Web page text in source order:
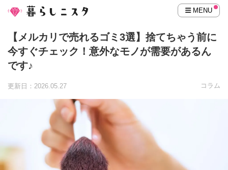
MENU
【メルカリで売れるゴミ3選】捨てちゃう前に
今すぐチェック！意外なモノが需要があるん
です♪
更新日：2026.05.27 コラム